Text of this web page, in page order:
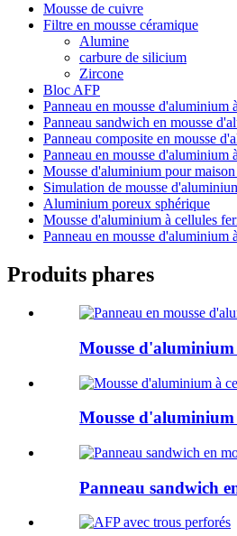
Mousse de cuivre
Filtre en mousse céramique
Alumine
carbure de silicium
Zircone
Bloc AFP
Panneau en mousse d'aluminium
Panneau sandwich en mousse
Panneau composite en mousse
Panneau en mousse d'aluminium
Mousse d'aluminium pour
Simulation de mousse
Aluminium poreux sphérique
Mousse d'aluminium à cellules
Panneau en mousse d'aluminium
Produits phares
Mousse d'aluminium
Mousse d'aluminium
Panneau sandwich